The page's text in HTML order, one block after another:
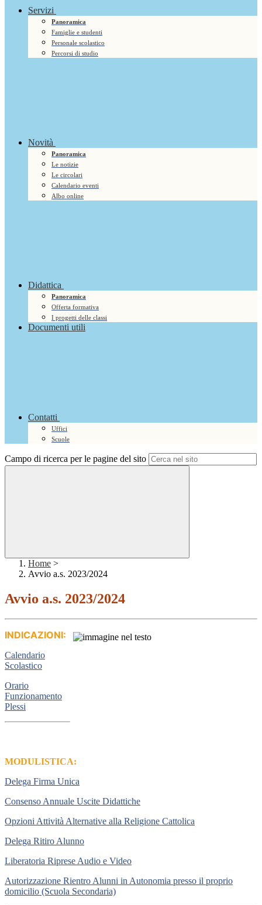
Servizi
Panoramica
Famiglie e studenti
Personale scolastico
Percorsi di studio
Novità
Panoramica
Le notizie
Le circolari
Calendario eventi
Albo online
Didattica
Panoramica
Offerta formativa
I progetti delle classi
Documenti utili
Contatti
Uffici
Scuole
Campo di ricerca per le pagine del sito
Home >
Avvio a.s. 2023/2024
Avvio a.s. 2023/2024
INDICAZIONI:
Calendario
Scolastico
Orario
Funzionamento
Plessi
MODULISTICA:
Delega Firma Unica
Consenso Annuale Uscite Didattiche
Opzioni Attività Alternative alla Religione Cattolica
Delega Ritiro Alunno
Liberatoria Riprese Audio e Video
Autorizzazione Rientro Alunni in Autonomia presso il proprio
domicilio (Scuola Secondaria)